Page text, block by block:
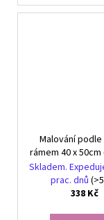
Malování
rámem 40 x 50cm
plátně
Skladem.
prac. dnů
338 Kč